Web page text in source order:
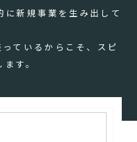
新規事業を生み出して
いるからこそ、スピ
す。